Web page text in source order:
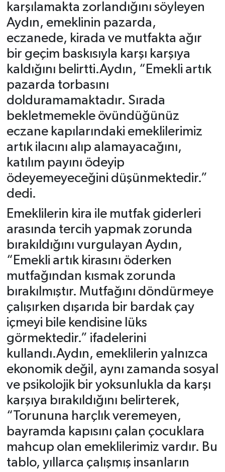
karşılamakta zorlandığını söyleyen
Aydın, emeklinin pazarda,
eczanede, kirada ve mutfakta ağır
bir geçim baskısıyla karşı karşıya
kaldığını belirtti.Aydın, “Emekli artık
pazarda torbasını
dolduramamaktadır. Sırada
bekletmemekle övündüğünüz
eczane kapılarındaki emeklilerimiz
artık ilacını alıp alamayacağını,
katılım payını ödeyip
ödeyemeyeceğini düşünmektedir.”
dedi.
Emeklilerin kira ile mutfak giderleri
arasında tercih yapmak zorunda
bırakıldığını vurgulayan Aydın,
“Emekli artık kirasını öderken
mutfağından kısmak zorunda
bırakılmıştır. Mutfağını döndürmeye
çalışırken dışarıda bir bardak çay
içmeyi bile kendisine lüks
görmektedir.” ifadelerini
kullandı.Aydın, emeklilerin yalnızca
ekonomik değil, aynı zamanda sosyal
ve psikolojik bir yoksunlukla da karşı
karşıya bırakıldığını belirterek,
“Torununa harçlık veremeyen,
bayramda kapısını çalan çocuklara
mahcup olan emeklilerimiz vardır. Bu
tablo, yıllarca çalışmış insanların